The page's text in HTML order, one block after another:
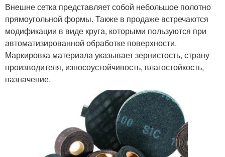
Внешне сетка представляет собой небольшое полотно
прямоугольной формы. Также в продаже встречаются
модификации в виде круга, которыми пользуются при
автоматизированной обработке поверхности.
Маркировка материала указывает зернистость, страну
производителя, износоустойчивость, влагостойкость,
назначение.